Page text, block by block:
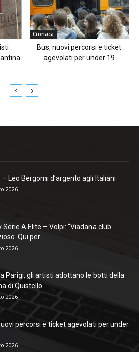
Cronaca
Bus, nuovi percorsi e ticket
agevolati per under 19
– Leo Bergomi d’argento agli Italiani
2026
Serie A Elite – Volpi: “Viadana club
Qui per...
2026
Parigi, gli artisti adottano le botti della
di Quistello
2026
percorsi e ticket agevolati per under
2026